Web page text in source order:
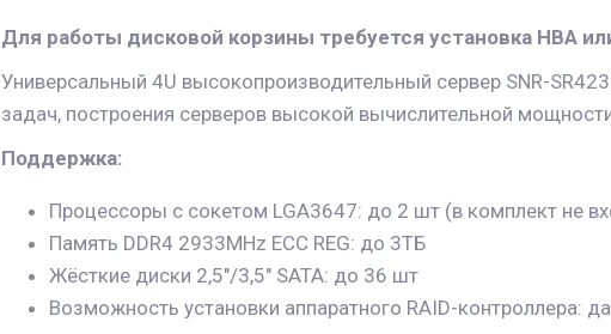
Для работы дисковой корзины требуется установка HBA
Универсальный 4U высокопроизводительный сервер SNR-
задач, построения серверов высокой вычислительной
Поддержка:
Процессоры с сокетом LGA3647: до 2 шт (в комплект не
Память DDR4 2933MHz ECC REG: до 3ТБ
Жёсткие диски 2,5"/3,5" SATA: до 36 шт
Возможность установки аппаратного RAID-контроллера: да